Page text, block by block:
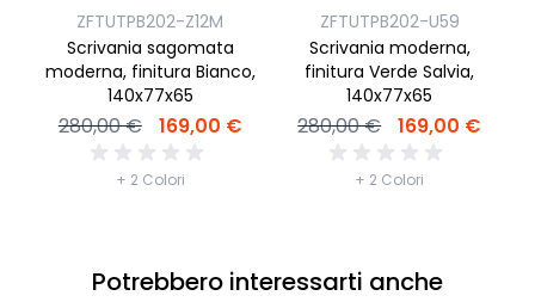
ZFTUTPB202-Z12M
Scrivania sagomata
moderna, finitura Bianco,
140x77x65
280,00 € 169,00 €
+ 2 Colori
ZFTUTPB202-U59
Scrivania moderna,
finitura Verde Salvia,
140x77x65
280,00 € 169,00 €
+ 2 Colori
Potrebbero interessarti anche